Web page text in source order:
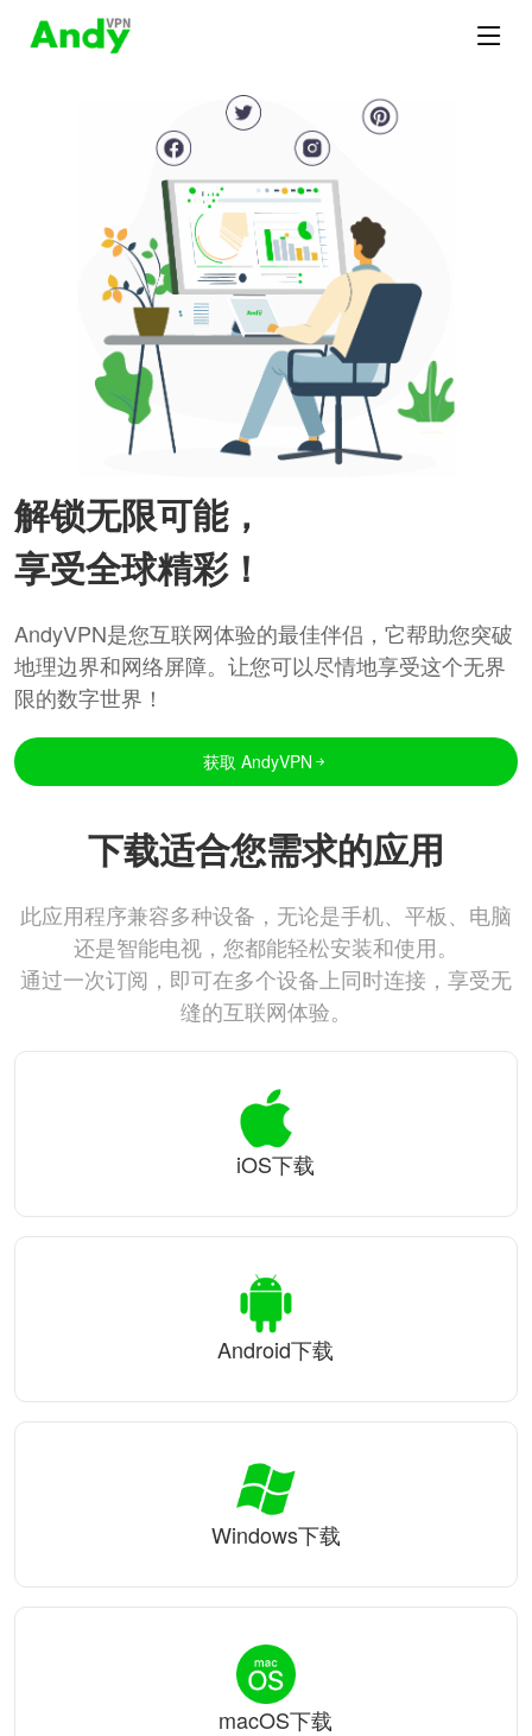
解锁无限可能，
享受全球精彩！
AndyVPN是您互联网体验的最佳伴侣，它帮助您突破
地理边界和网络屏障。让您可以尽情地享受这个无界
限的数字世界！
获取 AndyVPN
下载适合您需求的应用
此应用程序兼容多种设备，无论是手机、平板、电脑
还是智能电视，您都能轻松安装和使用。
通过一次订阅，即可在多个设备上同时连接，享受无
缝的互联网体验。
iOS下载
Android下载
Windows下载
macOS下载